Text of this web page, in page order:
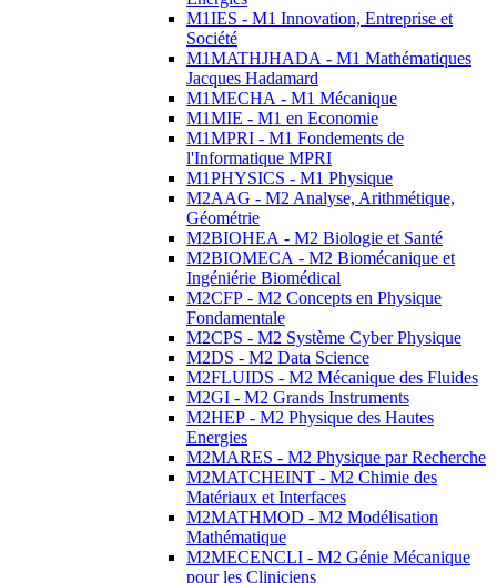
M1IES - M1 Innovation, Entreprise et
Société
M1MATHJHADA - M1 Mathématiques
Jacques Hadamard
M1MECHA - M1 Mécanique
M1MIE - M1 en Economie
M1MPRI - M1 Fondements de
l'Informatique MPRI
M1PHYSICS - M1 Physique
M2AAG - M2 Analyse, Arithmétique,
Géométrie
M2BIOHEA - M2 Biologie et Santé
M2BIOMECA - M2 Biomécanique et
Ingéniérie Biomédical
M2CFP - M2 Concepts en Physique
Fondamentale
M2CPS - M2 Système Cyber Physique
M2DS - M2 Data Science
M2FLUIDS - M2 Mécanique des Fluides
M2GI - M2 Grands Instruments
M2HEP - M2 Physique des Hautes
Energies
M2MARES - M2 Physique par Recherche
M2MATCHEINT - M2 Chimie des
Matériaux et Interfaces
M2MATHMOD - M2 Modélisation
Mathématique
M2MECENCLI - M2 Génie Mécanique
pour les Cliniciens